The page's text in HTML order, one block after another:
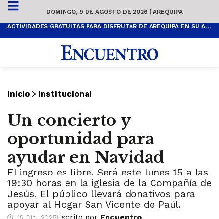
DOMINGO, 9 DE AGOSTO DE 2026 | AREQUIPA
ACTIVIDADES GRATUITAS PARA DISFRUTAR DE AREQUIPA EN SU ANIVERSARIO
Inicio > Institucional
Un concierto y
oportunidad para
ayudar en Navidad
El ingreso es libre. Será este lunes 15 a las
19:30 horas en la iglesia de la Compañía de
Jesús. El público llevará donativos para
apoyar al Hogar San Vicente de Paúl.
15 Dic, 2025Escrito por Encuentro